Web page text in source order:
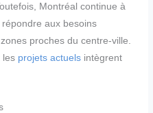
Montréal continue à
aux besoins
proches du centre-ville.
les projets actuels intègrent